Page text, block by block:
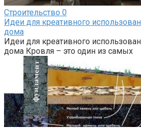
Строительство 0
Идеи для креативного
дома
Идеи для креативного
дома Кровля – это один из самых